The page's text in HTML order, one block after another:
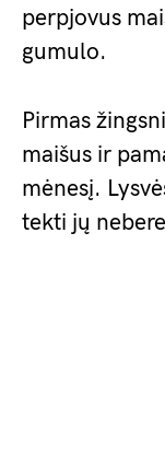
perpjovus
gumulo.
Pirmas
maišus ir
mėnesį.
tekti jų